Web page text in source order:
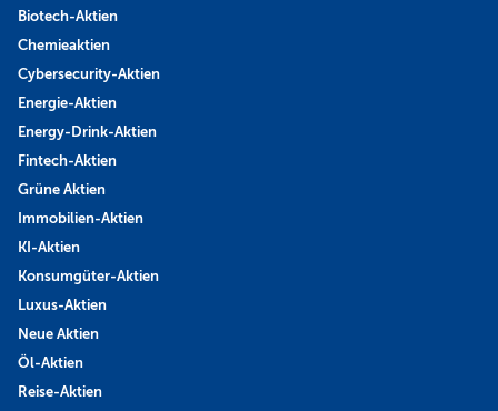
Biotech-Aktien
Chemieaktien
Cybersecurity-Aktien
Energie-Aktien
Energy-Drink-Aktien
Fintech-Aktien
Grüne Aktien
Immobilien-Aktien
KI-Aktien
Konsumgüter-Aktien
Luxus-Aktien
Neue Aktien
Öl-Aktien
Reise-Aktien